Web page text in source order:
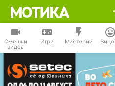
Смешни
видеа
Игри Мистерии